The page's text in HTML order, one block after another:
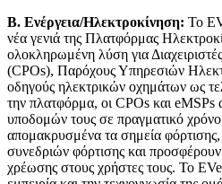
Β. Ενέργεια/Ηλεκτροκίνηση: To
νέα γενιά της Πλατφόρμας
ολοκληρωμένη λύση για
(CPOs), Παρόχους Υπηρεσιών
οδηγούς ηλεκτρικών οχημάτων ως
την πλατφόρμα, οι CPOs και eMSPs
υποδομών τους σε πραγματικό χρόνο,
απομακρυσμένα τα σημεία
συνεδριών φόρτισης και προσφέρουν
χρέωσης στους χρήστες τους. Το